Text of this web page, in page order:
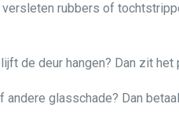
rubbers of
de deur hangen? Dan zit het
glasschade? Dan